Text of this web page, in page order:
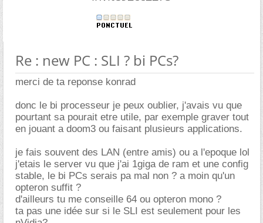
Re : new PC : SLI ? bi PCs?
merci de ta reponse konrad
donc le bi processeur je peux oublier, j'avais vu que
pourtant sa pourait etre utile, par exemple graver tout
en jouant a doom3 ou faisant plusieurs applications.
je fais souvent des LAN (entre amis) ou a l'epoque lol
j'etais le server vu que j'ai 1giga de ram et une config
stable, le bi PCs serais pa mal non ? a moin qu'un
opteron suffit ?
d'ailleurs tu me conseille 64 ou opteron mono ?
ta pas une idée sur si le SLI est seulement pour les